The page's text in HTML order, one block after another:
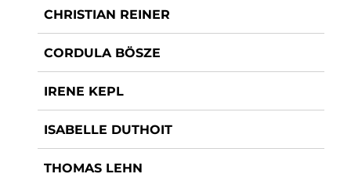
CHRISTIAN REINER
CORDULA BÖSZE
IRENE KEPL
ISABELLE DUTHOIT
THOMAS LEHN